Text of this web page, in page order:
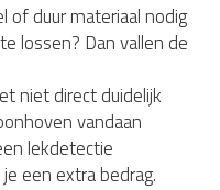
of duur materiaal nodig
lossen? Dan vallen de
niet direct duidelijk
vandaan
lekdetectie
een extra bedrag.